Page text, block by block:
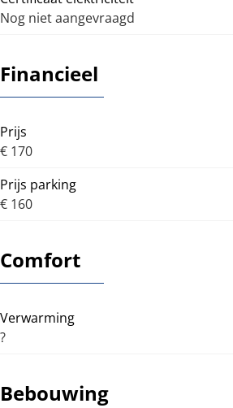
Nog niet aangevraagd
Financieel
Prijs
€ 170
Prijs parking
€ 160
Comfort
Verwarming
?
Bebouwing